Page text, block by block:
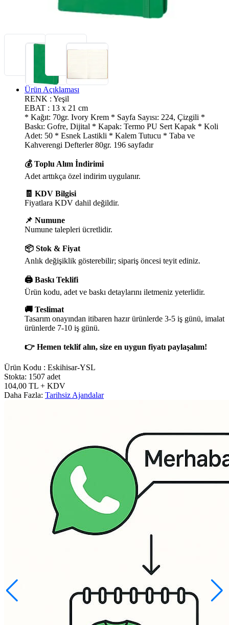
Ürün Açıklaması
RENK : Yeşil
EBAT : 13 x 21 cm
* Kağıt: 70gr. Ivory Krem * Sayfa Sayısı: 224, Çizgili *
Baskı: Gofre, Dijital * Kapak: Termo PU Sert Kapak * Koli
Adet: 50 * Esnek Lastikli * Kalem Tutucu * Taba ve
Kahverengi Defterler 80gr. 196 sayfadır
💰 Toplu Alım İndirimi
Adet arttıkça özel indirim uygulanır.
🧾 KDV Bilgisi
Fiyatlara KDV dahil değildir.
📌 Numune
Numune talepleri ücretlidir.
📦 Stok & Fiyat
Anlık değişiklik gösterebilir; sipariş öncesi teyit ediniz.
🖨️ Baskı Teklifi
Ürün kodu, adet ve baskı detaylarını iletmeniz yeterlidir.
🚚 Teslimat
Tasarım onayından itibaren hazır ürünlerde 3-5 iş günü, imalat
ürünlerde 7-10 iş günü.
👉 Hemen teklif alın, size en uygun fiyatı paylaşalım!
Ürün Kodu : Eskihisar-YSL
Stokta: 1507 adet
104,00 TL + KDV
Daha Fazla: Tarihsiz Ajandalar